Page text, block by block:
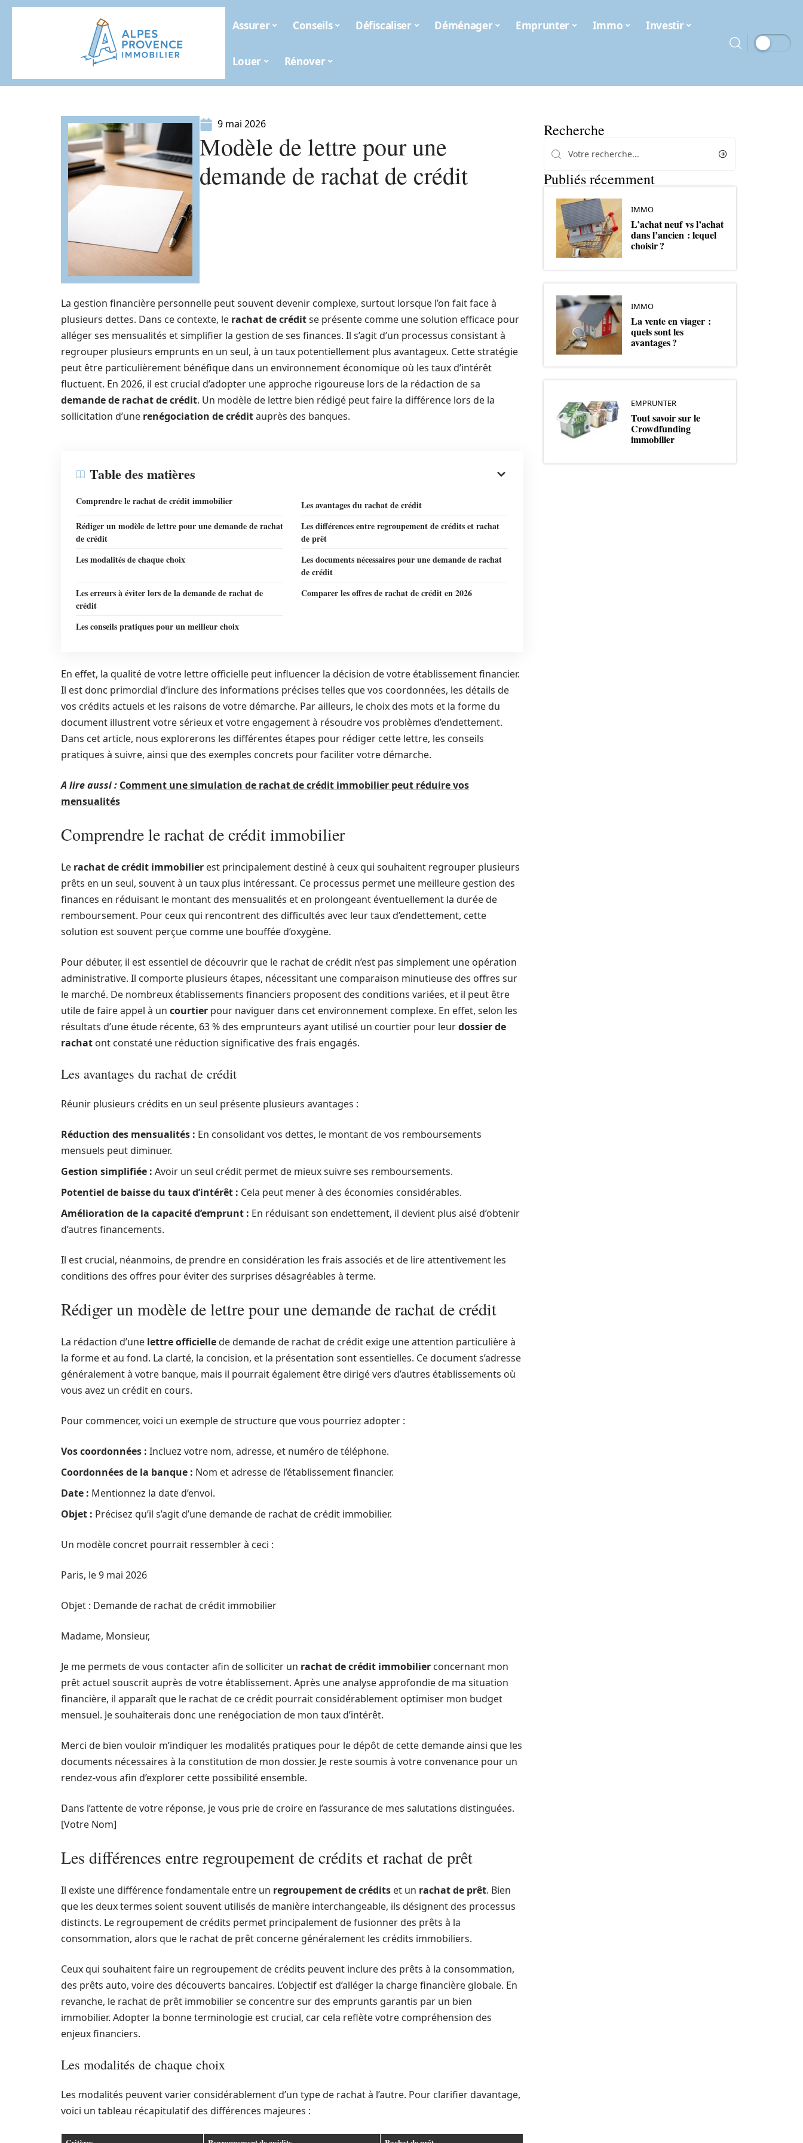
Assurer Conseils Défiscaliser Déménager Emprunter Immo Investir
Louer Rénover
9 mai 2026
Modèle de lettre pour une
demande de rachat de crédit
La gestion financière personnelle peut souvent devenir complexe, surtout lorsque l’on fait face à
plusieurs dettes. Dans ce contexte, le rachat de créditse présente comme une solution efficace pour
alléger ses mensualités et simplifier la gestion de ses finances. Il s’agit d’un processus consistant à
regrouper plusieurs emprunts en un seul, à un taux potentiellement plus avantageux. Cette stratégie
peut être particulièrement bénéfique dans un environnement économique où les taux d’intérêt
fluctuent. En 2026, il est crucial d’adopter une approche rigoureuse lors de la rédaction de sa
demande de rachat de crédit. Un modèle de lettre bien rédigé peut faire la différence lors de la
sollicitation d’une renégociation de créditauprès des banques.
Table des matières
Comprendre le rachat de crédit immobilier
Les avantages du rachat de crédit
Rédiger un modèle de lettre pour une demande de rachat
de crédit
Les différences entre regroupement de crédits et rachat
de prêt
Les modalités de chaque choix
Les documents nécessaires pour une demande de rachat
de crédit
Les erreurs à éviter lors de la demande de rachat de
crédit
Comparer les offres de rachat de crédit en 2026
Les conseils pratiques pour un meilleur choix
En effet, la qualité de votre lettre officielle peut influencer la décision de votre établissement financier.
Il est donc primordial d’inclure des informations précises telles que vos coordonnées, les détails de
vos crédits actuels et les raisons de votre démarche. Par ailleurs, le choix des mots et la forme du
document illustrent votre sérieux et votre engagement à résoudre vos problèmes d’endettement.
Dans cet article, nous explorerons les différentes étapes pour rédiger cette lettre, les conseils
pratiques à suivre, ainsi que des exemples concrets pour faciliter votre démarche.
A lire aussi : Comment une simulation de rachat de crédit immobilier peut réduire vos
mensualités
Comprendre le rachat de crédit immobilier
Le rachat de crédit immobilier est principalement destiné à ceux qui souhaitent regrouper plusieurs
prêts en un seul, souvent à un taux plus intéressant. Ce processus permet une meilleure gestion des
finances en réduisant le montant des mensualités et en prolongeant éventuellement la durée de
remboursement. Pour ceux qui rencontrent des difficultés avec leur taux d’endettement, cette
solution est souvent perçue comme une bouffée d’oxygène.
Pour débuter, il est essentiel de découvrir que le rachat de crédit n’est pas simplement une opération
administrative. Il comporte plusieurs étapes, nécessitant une comparaison minutieuse des offres sur
le marché. De nombreux établissements financiers proposent des conditions variées, et il peut être
utile de faire appel à un courtier pour naviguer dans cet environnement complexe. En effet, selon les
résultats d’une étude récente, 63 % des emprunteurs ayant utilisé un courtier pour leurdossier de
rachat ont constaté une réduction significative des frais engagés.
Les avantages du rachat de crédit
Réunir plusieurs crédits en un seul présente plusieurs avantages :
Réduction des mensualités : En consolidant vos dettes, le montant de vos remboursements
mensuels peut diminuer.
Gestion simplifiée : Avoir un seul crédit permet de mieux suivre ses remboursements.
Potentiel de baisse du taux d’intérêt : Cela peut mener à des économies considérables.
Amélioration de la capacité d’emprunt : En réduisant son endettement, il devient plus aisé d’obtenir
d’autres financements.
Il est crucial, néanmoins, de prendre en considération les frais associés et de lire attentivement les
conditions des offres pour éviter des surprises désagréables à terme.
Rédiger un modèle de lettre pour une demande de rachat de crédit
La rédaction d’une lettre officiellede demande de rachat de crédit exige une attention particulière à
la forme et au fond. La clarté, la concision, et la présentation sont essentielles. Ce document s’adresse
généralement à votre banque, mais il pourrait également être dirigé vers d’autres établissements où
vous avez un crédit en cours.
Pour commencer, voici un exemple de structure que vous pourriez adopter :
Vos coordonnées : Incluez votre nom, adresse, et numéro de téléphone.
Coordonnées de la banque : Nom et adresse de l’établissement financier.
Date : Mentionnez la date d’envoi.
Objet : Précisez qu’il s’agit d’une demande de rachat de crédit immobilier.
Un modèle concret pourrait ressembler à ceci :
Paris, le 9 mai 2026
Objet : Demande de rachat de crédit immobilier
Madame, Monsieur,
Je me permets de vous contacter afin de solliciter un rachat de crédit immobilier concernant mon
prêt actuel souscrit auprès de votre établissement. Après une analyse approfondie de ma situation
financière, il apparaît que le rachat de ce crédit pourrait considérablement optimiser mon budget
mensuel. Je souhaiterais donc une renégociation de mon taux d’intérêt.
Merci de bien vouloir m’indiquer les modalités pratiques pour le dépôt de cette demande ainsi que les
documents nécessaires à la constitution de mon dossier. Je reste soumis à votre convenance pour un
rendez-vous afin d’explorer cette possibilité ensemble.
Dans l’attente de votre réponse, je vous prie de croire en l’assurance de mes salutations distinguées.
[Votre Nom]
Les différences entre regroupement de crédits et rachat de prêt
Il existe une différence fondamentale entre un regroupement de crédits et un rachat de prêt. Bien
que les deux termes soient souvent utilisés de manière interchangeable, ils désignent des processus
distincts. Le regroupement de crédits permet principalement de fusionner des prêts à la
consommation, alors que le rachat de prêt concerne généralement les crédits immobiliers.
Ceux qui souhaitent faire un regroupement de crédits peuvent inclure des prêts à la consommation,
des prêts auto, voire des découverts bancaires. L’objectif est d’alléger la charge financière globale. En
revanche, le rachat de prêt immobilier se concentre sur des emprunts garantis par un bien
immobilier. Adopter la bonne terminologie est crucial, car cela reflète votre compréhension des
enjeux financiers.
Les modalités de chaque choix
Les modalités peuvent varier considérablement d’un type de rachat à l’autre. Pour clarifier davantage,
voici un tableau récapitulatif des différences majeures :
Recherche
Publiés récemment
IMMO
L’achat neuf vs l’achat
dans l’ancien : lequel
choisir ?
IMMO
La vente en viager :
quels sont les
avantages ?
EMPRUNTER
Tout savoir sur le
Crowdfunding
immobilier